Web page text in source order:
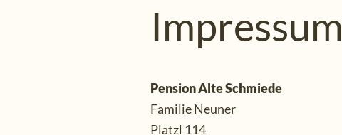
Impressum
Pension Alte Schmiede
Familie Neuner
Platzl 114